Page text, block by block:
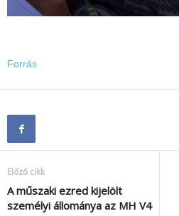
Forrás
Előző cikk
A műszaki ezred kijelölt
személyi állománya az MH V4